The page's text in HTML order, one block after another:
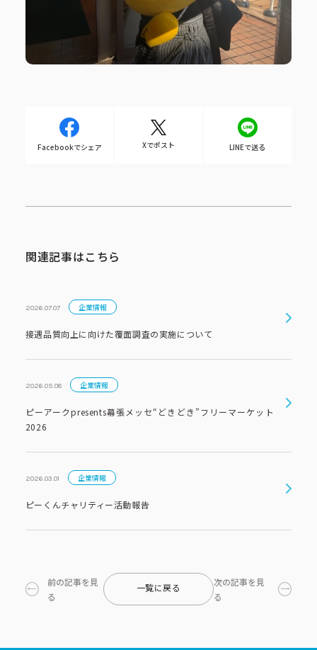
Facebookでシェア Xでポスト LINEで送る
関連記事はこちら
2026.07.07 企業情報
接遇品質向上に向けた覆面調査の実施について
2026.05.08 企業情報
ピーアークpresents幕張メッセ“どきどき”フリーマーケット
2026
2026.03.01 企業情報
ピーくんチャリティー活動報告
前の記事を見
る
一覧に戻る
次の記事を見
る